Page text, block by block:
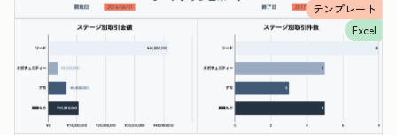
テンプレート
Excel